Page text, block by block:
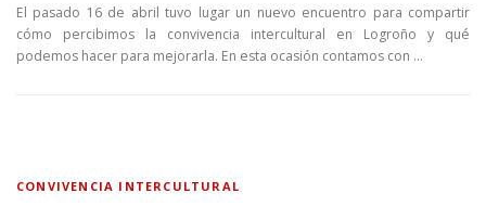
El pasado 16 de abril tuvo lugar un nuevo encuentro para compartir
cómo percibimos la convivencia intercultural en Logroño y qué
podemos hacer para mejorarla. En esta ocasión contamos con …
CONVIVENCIA INTERCULTURAL